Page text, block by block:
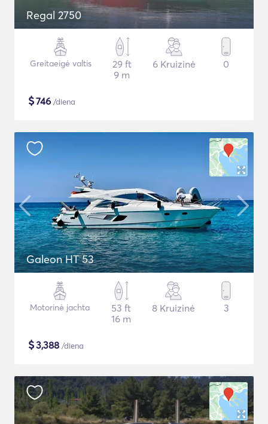
Regal 2750
Greitaeigė valtis
29 ft
9 m
6 Kruizinė 0
$746 /diena
Galeon HT 53
Motorinė jachta
53 ft
16 m
8 Kruizinė 3
$3,388 /diena